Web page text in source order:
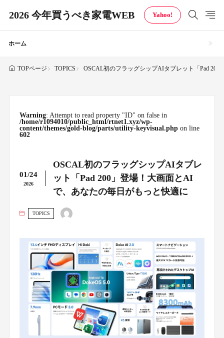
2026 今年買うべき家電WEB Yahoo!
ホーム
TOPページ TOPICS OSCAL初のフラッグシップAIタブレット「Pad
Warning: Attempt to read property "ID" on false in
/home/r1094010/public_html/rtnet1.xyz/wp-
content/themes/gold-blog/parts/utility-keyvisual.phpon line
602
01/24
2026
OSCAL初のフラッグシップAIタブレ
ット「Pad 200」登場！大画面とAI
で、あなたの毎日がもっと快適に
TOPICS